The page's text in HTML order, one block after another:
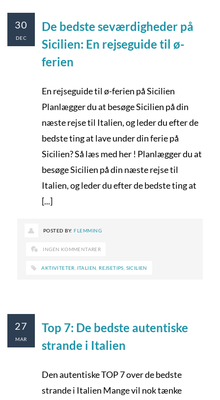
De bedste seværdigheder på
Sicilien: En rejseguide til ø-
ferien
En rejseguide til ø-ferien på Sicilien
Planlægger du at besøge Sicilien på din
næste rejse til Italien, og leder du efter de
bedste ting at lave under din ferie på
Sicilien? Så læs med her ! Planlægger du at
besøge Sicilien på din næste rejse til
Italien, og leder du efter de bedste ting at
[...]
30
DEC
POSTED BY:FLEMMING
INGEN KOMMENTARER
AKTIVITETER ITALIEN REJSETIPS SICILIEN
Top 7: De bedste autentiske
strande i Italien
Den autentiske TOP 7 over de bedste
strande i Italien Mange vil nok tænke
27
MAR